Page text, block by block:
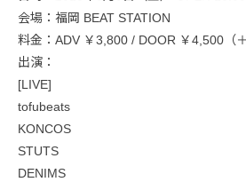
会場：福岡 BEAT STATION
料金：ADV ￥3,800 / DOOR ￥4,500（＋
出演：
[LIVE]
tofubeats
KONCOS
STUTS
DENIMS